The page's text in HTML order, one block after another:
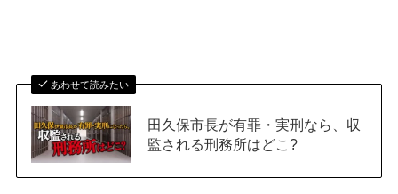
あわせて読みたい
田久保市長が有罪・実刑なら、収
監される刑務所はどこ?